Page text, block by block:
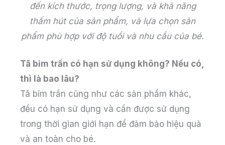
đến kích thước, trọng lượng, và khả năng
thấm hút của sản phẩm, và lựa chọn sản
phẩm phù hợp với độ tuổi và nhu cầu của bé.
Tã bỉm trần có hạn sử dụng không? Nếu có,
thì là bao lâu?
Tã bỉm trần cũng như các sản phẩm khác,
đều có hạn sử dụng và cần được sử dụng
trong thời gian giới hạn để đảm bảo hiệu quả
và an toàn cho bé.